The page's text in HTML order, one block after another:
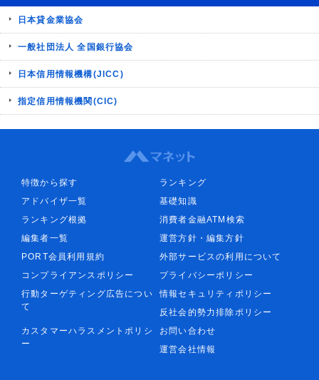
日本貸金業協会
一般社団法人 全国銀行協会
日本信用情報機構(JICC)
指定信用情報機関(CIC)
特徴から探す
ランキング
アドバイザ一覧
基礎知識
ランキング根拠
消費者金融ATM検索
編集者一覧
運営方針・編集方針
PORT会員利用規約
外部サービスの利用について
コンプライアンスポリシー
プライバシーポリシー
行動ターゲティング広告につい
て
情報セキュリティポリシー
反社会的勢力排除ポリシー
カスタマーハラスメントポリシ
ー
お問い合わせ
運営会社情報